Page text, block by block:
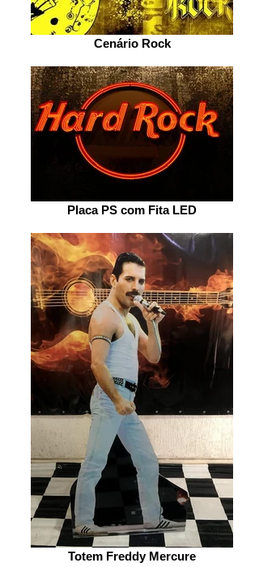
Cenário Rock
Placa PS com Fita LED
Totem Freddy Mercure